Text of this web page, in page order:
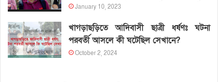
January 10, 2023
খাগড়াছড়িতে আদিবাসী ছাত্রী ধর্ষণঃ ঘটনা
পরবর্তী আসলে কী ঘটেছিল সেখানে?
October 2, 2024